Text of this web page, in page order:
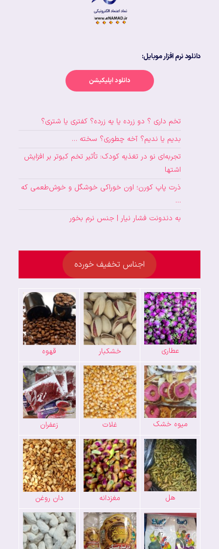
دانلود نرم افزار موبایل:
دانلود اپلیکیشن
تخم داری ؟ دو زرده یا یه زرده؟ کفتری یا شتری؟
بدیم یا ندیم؟ آخه چطوری؟ سخته …
تجربه‌ای نو در تغذیه کودک: تأثیر تخم کبوتر بر افزایش
اشتها
ذرت پاپ کورن؛ اون خوراکی خوشگل و خوش‌طعمی که
…
به دندونت فشار نیار | جنس نرم بخور
اجناس تخفیف خورده
عطاری خشکبار قهوه
میوه خشک غلات زعفران
هل مغزدانه دان روغن